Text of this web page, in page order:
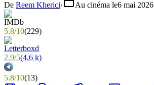
De Reem Kherici· Au cinéma le6 mai 2026
5.8/10(229)
2.9/5(4,6 k)
5.8/10(13)